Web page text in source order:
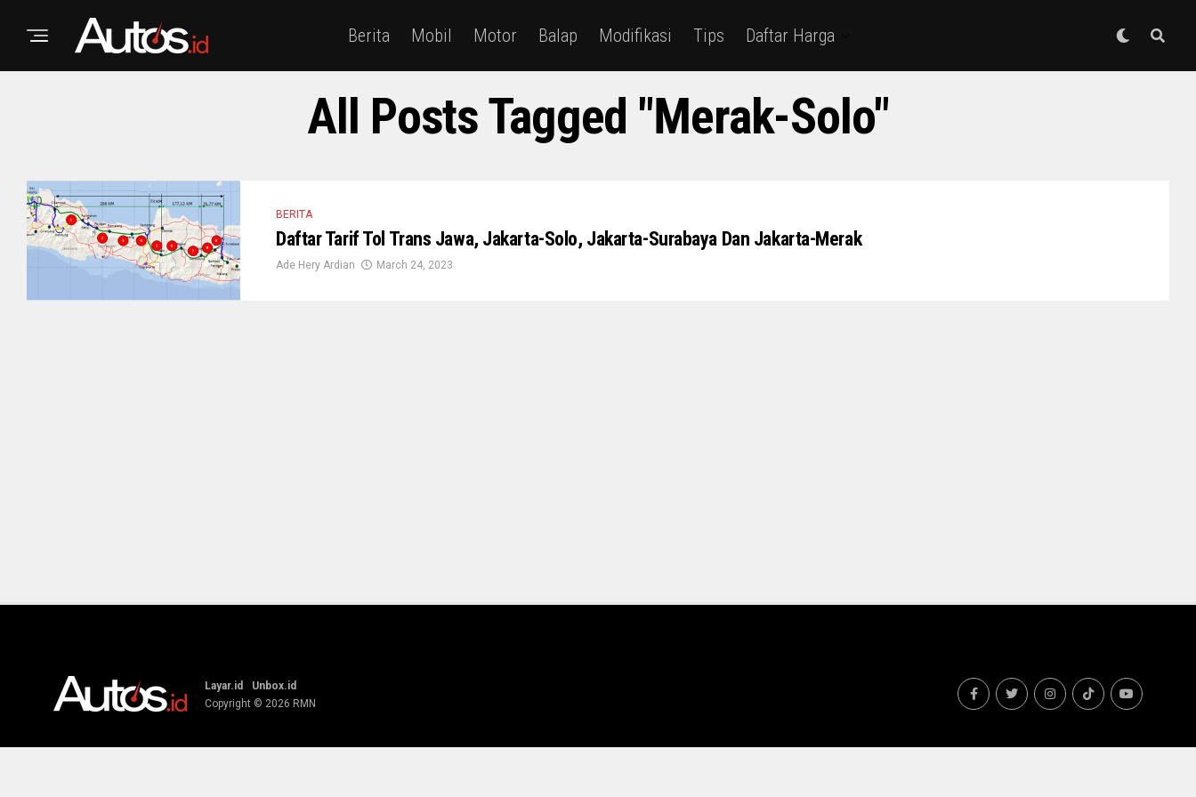
Berita Mobil Motor Balap Modifikasi Tips Daftar Harga
All Posts Tagged "Merak-Solo"
BERITA
Daftar Tarif Tol Trans Jawa, Jakarta-Solo, Jakarta-Surabaya Dan Jakarta-Merak
Ade Hery Ardian March 24, 2023
Layar.id
Unbox.id
Copyright © 2026 RMN